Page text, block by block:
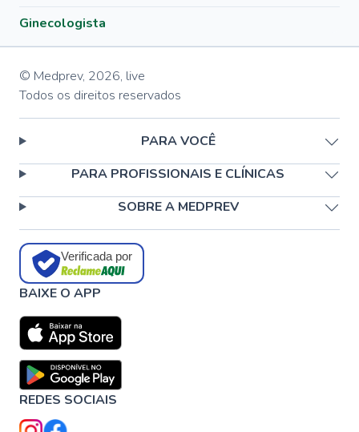
Ginecologista
© Medprev, 2026, live
Todos os direitos reservados
PARA VOCÊ
PARA PROFISSIONAIS E CLÍNICAS
SOBRE A MEDPREV
Verificada por
BAIXE O APP
REDES SOCIAIS